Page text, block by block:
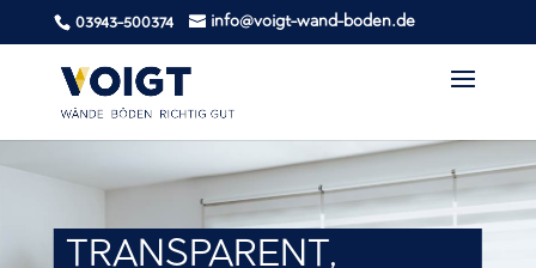
03943-500374 info@voigt-wand-boden.de
TRANSPARENT,